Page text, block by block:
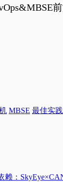
MBSE 最佳实践